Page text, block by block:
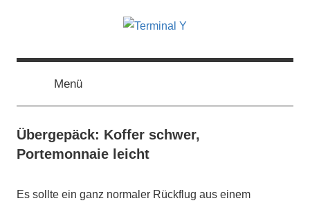
Terminal
BusinessMenü
Übergepäck: Koffer schwer,
Portemonnaie leicht
16.
terminal-
Urbi
Es sollte ein ganz normaler Rückflug aus einem